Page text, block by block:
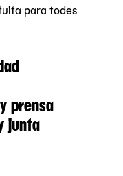
para todes
prensa
junta